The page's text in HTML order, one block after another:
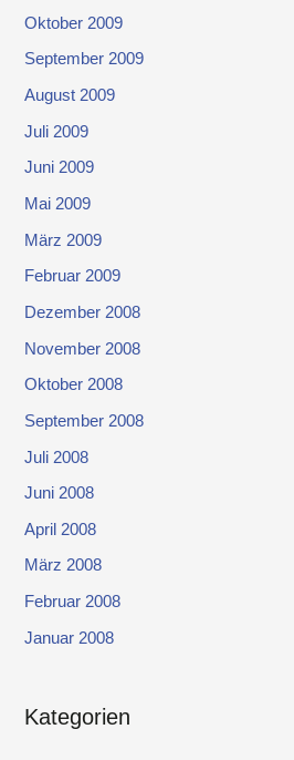
Oktober 2009
September 2009
August 2009
Juli 2009
Juni 2009
Mai 2009
März 2009
Februar 2009
Dezember 2008
November 2008
Oktober 2008
September 2008
Juli 2008
Juni 2008
April 2008
März 2008
Februar 2008
Januar 2008
Kategorien